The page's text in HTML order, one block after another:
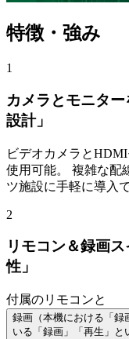
特徴・強み
1
カメラとモニタ
設計」
ビデオカメラと
使用可能。 複雑な配
ツ施設に手軽に導入
2
リモコン＆録画
性」
付属のリモコンと
録画 （本機における「
いる「録画」「再生」